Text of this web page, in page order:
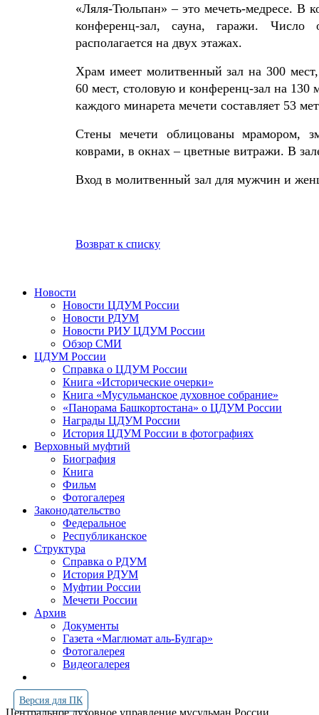
«Ляля-Тюльпан» – это мечеть-медресе. В
конференц-зал, сауна, гаражи. Число
располагается на двух этажах.
Храм имеет молитвенный зал на 300
60 мест, столовую и конференц-зал на
каждого минарета мечети составляет 53
Стены мечети облицованы мрамором,
коврами, в окнах – цветные витражи. В
Вход в молитвенный зал для мужчин и
Возврат к списку
Новости
Новости ЦДУМ России
Новости РДУМ
Новости РИУ ЦДУМ России
Обзор СМИ
ЦДУМ России
Справка о ЦДУМ России
Книга «Исторические очерки»
Книга «Мусульманское духовное собрание»
«Панорама Башкортостана» о ЦДУМ России
Награды ЦДУМ России
История ЦДУМ России в фотографиях
Верховный муфтий
Биография
Книга
Фильм
Фотогалерея
Законодательство
Федеральное
Республиканское
Структура
Справка о РДУМ
История РДУМ
Муфтии России
Мечети России
Архив
Документы
Газета «Маглюмат аль-Булгар»
Фотогалерея
Видеогалерея
Версия для ПК
Центральное духовное управление мусульман России